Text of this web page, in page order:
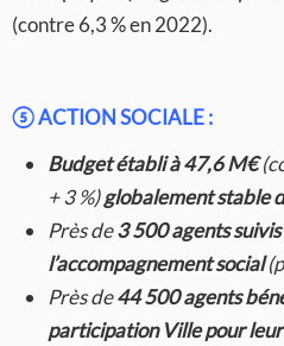
(contre 6,3 % en 2022).
⑤ACTION SOCIALE :
Budget établi à 47,6 M€
+ 3 %)globalement stable
Près de3 500 agents
l’accompagnement social
Près de44 500 agents
participation Ville pour